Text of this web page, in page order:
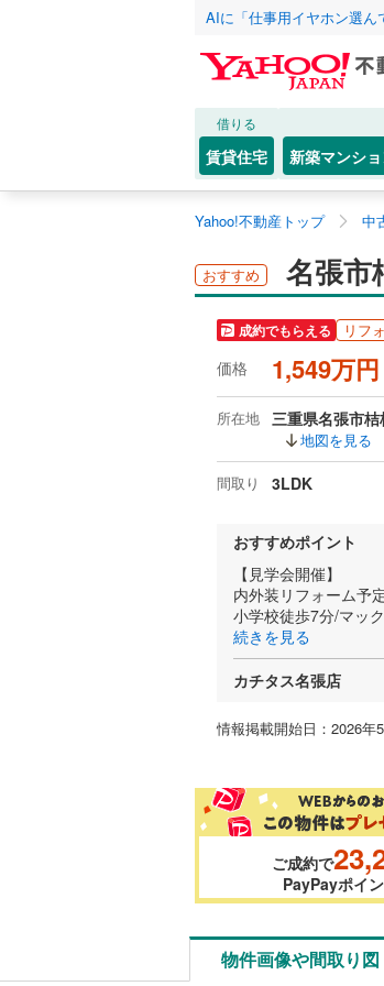
AIに「仕事用イヤホン選ん
借りる
賃貸住宅 新築マンシ
Yahoo!不動産トップ 中
おすすめ 名張市
成約でもらえる リフ
価格 1,549万円
所在地 三重県名張市
地図を見る
間取り 3LDK
おすすめポイント
【見学会開催】
内外装リフォーム予
小学校徒歩7分/マッ
続きを見る
カチタス名張店
情報掲載開始日：2026年
ご成約で
PayPayポイ
物件画像や間取り